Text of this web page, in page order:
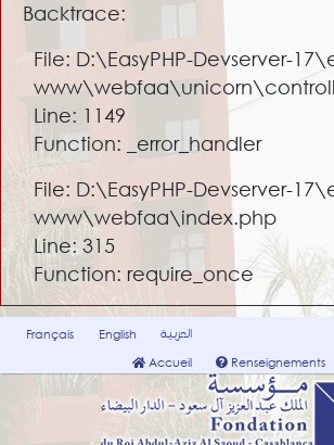
Backtrace:
File: D:\EasyPHP-Devserver-
Line: 1149
Function: _error_handler
File: D:\EasyPHP-Devserver-
www\webfaa\index.php
Line: 315
Function: require_once
Français English
العربية
Accueil
Renseignements